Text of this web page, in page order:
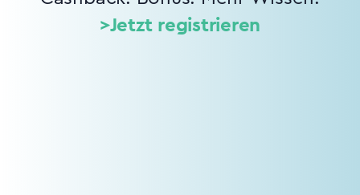
>Jetzt registrieren